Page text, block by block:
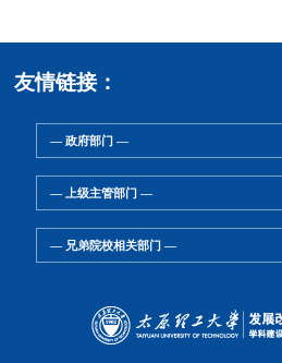
友情链接：
— 政府部门 —
— 上级主管部门 —
— 兄弟院校相关部门 —